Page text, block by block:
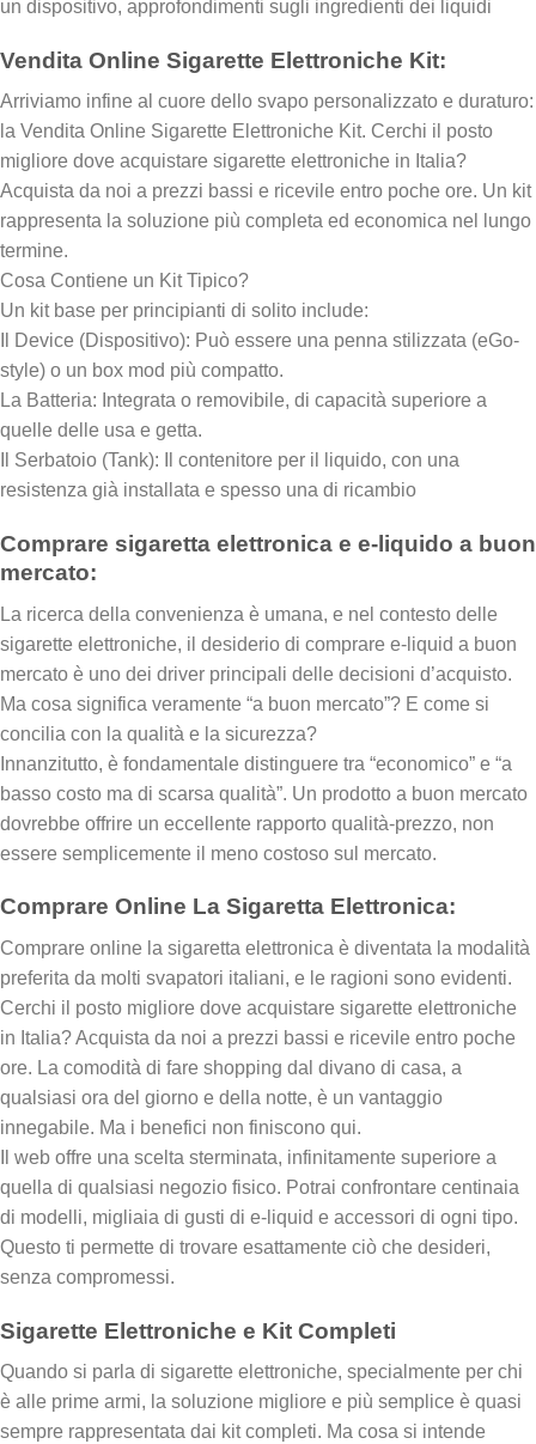
un dispositivo, approfondimenti sugli ingredienti dei liquidi
Vendita Online Sigarette Elettroniche Kit:
Arriviamo infine al cuore dello svapo personalizzato e duraturo:
la Vendita Online Sigarette Elettroniche Kit. Cerchi il posto
migliore dove acquistare sigarette elettroniche in Italia?
Acquista da noi a prezzi bassi e ricevile entro poche ore. Un kit
rappresenta la soluzione più completa ed economica nel lungo
termine.
Cosa Contiene un Kit Tipico?
Un kit base per principianti di solito include:
Il Device (Dispositivo): Può essere una penna stilizzata (eGo-
style) o un box mod più compatto.
La Batteria: Integrata o removibile, di capacità superiore a
quelle delle usa e getta.
Il Serbatoio (Tank): Il contenitore per il liquido, con una
resistenza già installata e spesso una di ricambio
Comprare sigaretta elettronica e e-liquido a buon
mercato:
La ricerca della convenienza è umana, e nel contesto delle
sigarette elettroniche, il desiderio di comprare e-liquid a buon
mercato è uno dei driver principali delle decisioni d’acquisto.
Ma cosa significa veramente “a buon mercato”? E come si
concilia con la qualità e la sicurezza?
Innanzitutto, è fondamentale distinguere tra “economico” e “a
basso costo ma di scarsa qualità”. Un prodotto a buon mercato
dovrebbe offrire un eccellente rapporto qualità-prezzo, non
essere semplicemente il meno costoso sul mercato.
Comprare Online La Sigaretta Elettronica:
Comprare online la sigaretta elettronica è diventata la modalità
preferita da molti svapatori italiani, e le ragioni sono evidenti.
Cerchi il posto migliore dove acquistare sigarette elettroniche
in Italia? Acquista da noi a prezzi bassi e ricevile entro poche
ore. La comodità di fare shopping dal divano di casa, a
qualsiasi ora del giorno e della notte, è un vantaggio
innegabile. Ma i benefici non finiscono qui.
Il web offre una scelta sterminata, infinitamente superiore a
quella di qualsiasi negozio fisico. Potrai confrontare centinaia
di modelli, migliaia di gusti di e-liquid e accessori di ogni tipo.
Questo ti permette di trovare esattamente ciò che desideri,
senza compromessi.
Sigarette Elettroniche e Kit Completi
Quando si parla di sigarette elettroniche, specialmente per chi
è alle prime armi, la soluzione migliore e più semplice è quasi
sempre rappresentata dai kit completi. Ma cosa si intende